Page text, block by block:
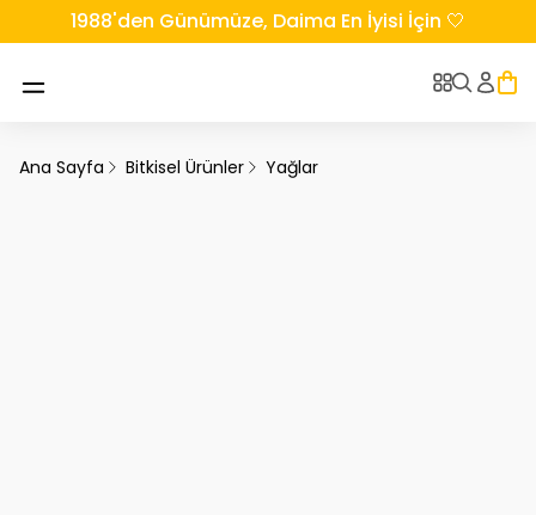
1988'den Günümüze, Daima En İyisi İçin 🤍
Ana Sayfa Bitkisel Ürünler Yağlar